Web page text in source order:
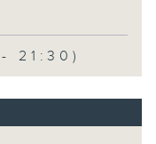
21:30)